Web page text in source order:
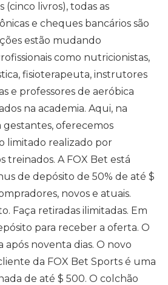
(cinco livros), todas as
e cheques bancários são
estão mudando
como nutricionistas,
fisioterapeuta, instrutores
e professores de aeróbica
na academia. Aqui, na
oferecemos
limitado realizado por
treinados. A FOX Bet está
de depósito de 50% de até $
novos e atuais.
Faça retiradas ilimitadas. Em
para receber a oferta. O
noventa dias. O novo
da FOX Bet Sports é uma
de até $ 500. O colchão